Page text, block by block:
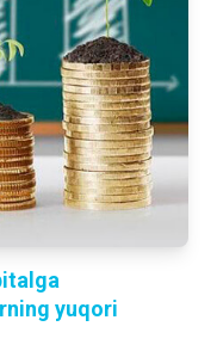
yuqori